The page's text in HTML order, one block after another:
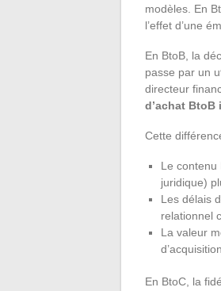
modèles. En
l’effet d’une
En BtoB, la
passe par un
directeur
d’achat
Cette
Le contenu
juridique)
Les délais
relationnel
La valeur
En BtoC, la